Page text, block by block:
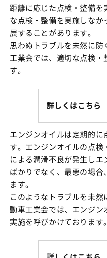
距離に応じた点検・整備を
な点検・整備を実施しなか
展することがあります。
思わぬトラブルを未然に防
工業会では、適切な点検・
す。
詳しくはこちら
エンジンオイルは定期的に
す。エンジンオイルの点検
による潤滑不良が発生しエ
ばかりでなく、最悪の場合
ます。
このようなトラブルを未然
動車工業会では、エンジン
実施を呼びかけております。